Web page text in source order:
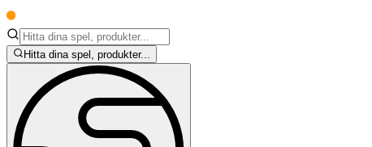
Hitta dina spel, produkter...